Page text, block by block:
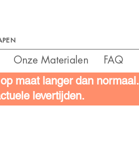
Onze Materialen FAQ
maat langer dan normaal.
levertijden.